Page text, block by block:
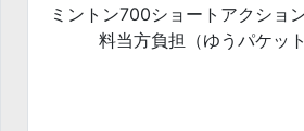
ミントン700ショートアクショ
料当方負担（ゆうパケッ